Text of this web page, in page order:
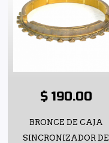
$ 190.00
BRONCE DE CAJA
SINCRONIZADOR DE